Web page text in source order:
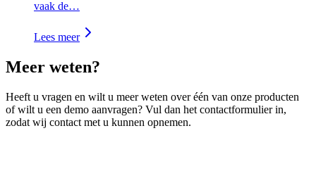
vaak de…
Lees meer
Meer weten?
Heeft u vragen en wilt u meer weten over één van onze producten
of wilt u een demo aanvragen? Vul dan het contactformulier in,
zodat wij contact met u kunnen opnemen.